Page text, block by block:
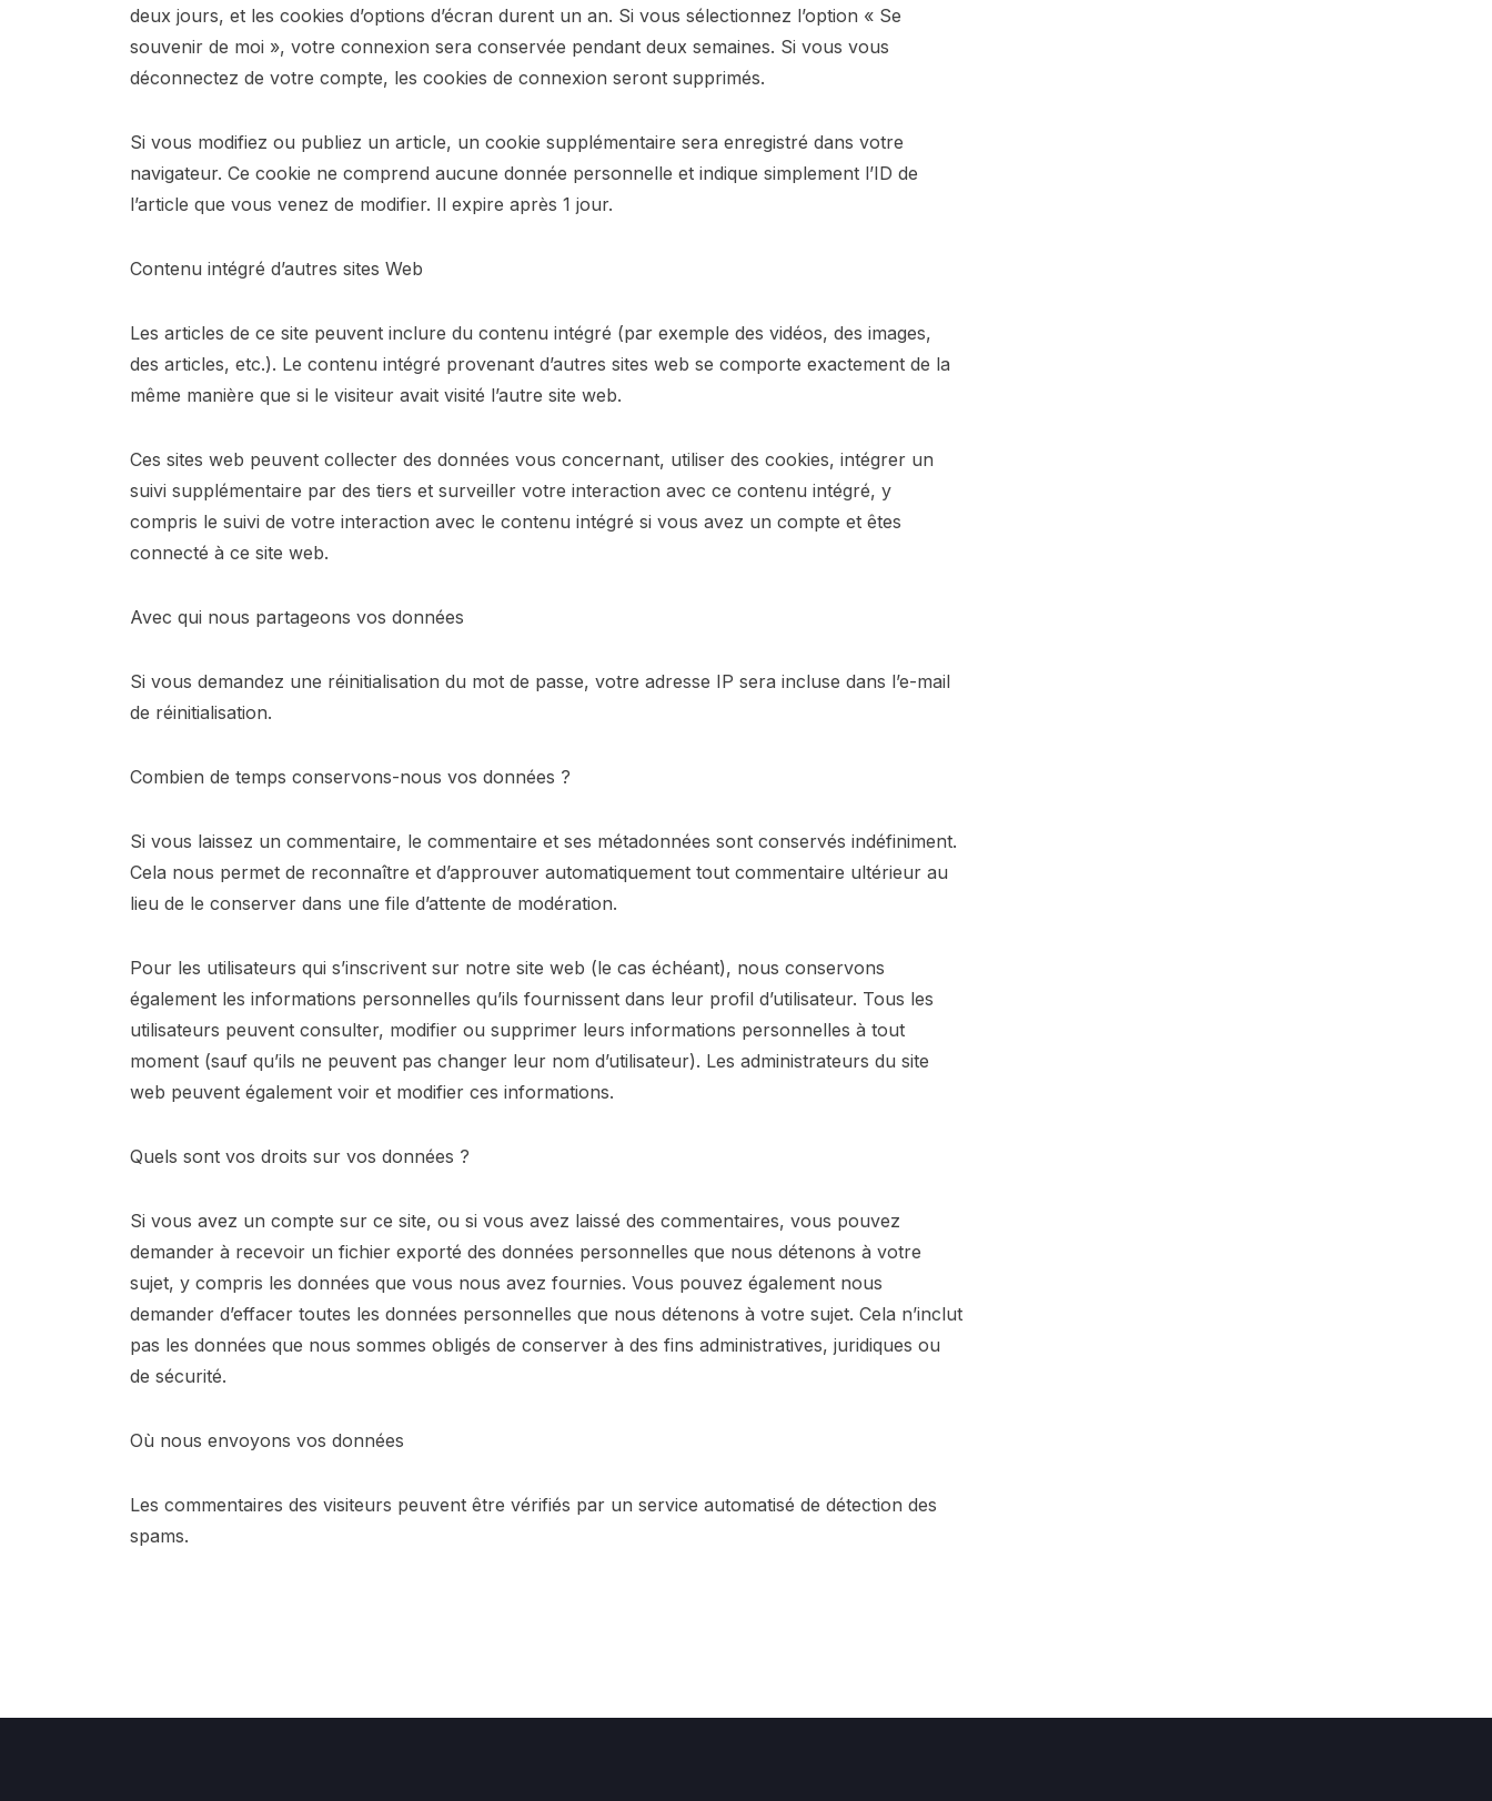
deux jours, et les cookies d’options d’écran durent un an. Si vous sélectionnez l’option « Se
souvenir de moi », votre connexion sera conservée pendant deux semaines. Si vous vous
déconnectez de votre compte, les cookies de connexion seront supprimés.
Si vous modifiez ou publiez un article, un cookie supplémentaire sera enregistré dans votre
navigateur. Ce cookie ne comprend aucune donnée personnelle et indique simplement l’ID de
l’article que vous venez de modifier. Il expire après 1 jour.
Contenu intégré d’autres sites Web
Les articles de ce site peuvent inclure du contenu intégré (par exemple des vidéos, des images,
des articles, etc.). Le contenu intégré provenant d’autres sites web se comporte exactement de la
même manière que si le visiteur avait visité l’autre site web.
Ces sites web peuvent collecter des données vous concernant, utiliser des cookies, intégrer un
suivi supplémentaire par des tiers et surveiller votre interaction avec ce contenu intégré, y
compris le suivi de votre interaction avec le contenu intégré si vous avez un compte et êtes
connecté à ce site web.
Avec qui nous partageons vos données
Si vous demandez une réinitialisation du mot de passe, votre adresse IP sera incluse dans l’e-mail
de réinitialisation.
Combien de temps conservons-nous vos données ?
Si vous laissez un commentaire, le commentaire et ses métadonnées sont conservés indéfiniment.
Cela nous permet de reconnaître et d’approuver automatiquement tout commentaire ultérieur au
lieu de le conserver dans une file d’attente de modération.
Pour les utilisateurs qui s’inscrivent sur notre site web (le cas échéant), nous conservons
également les informations personnelles qu’ils fournissent dans leur profil d’utilisateur. Tous les
utilisateurs peuvent consulter, modifier ou supprimer leurs informations personnelles à tout
moment (sauf qu’ils ne peuvent pas changer leur nom d’utilisateur). Les administrateurs du site
web peuvent également voir et modifier ces informations.
Quels sont vos droits sur vos données ?
Si vous avez un compte sur ce site, ou si vous avez laissé des commentaires, vous pouvez
demander à recevoir un fichier exporté des données personnelles que nous détenons à votre
sujet, y compris les données que vous nous avez fournies. Vous pouvez également nous
demander d’effacer toutes les données personnelles que nous détenons à votre sujet. Cela n’inclut
pas les données que nous sommes obligés de conserver à des fins administratives, juridiques ou
de sécurité.
Où nous envoyons vos données
Les commentaires des visiteurs peuvent être vérifiés par un service automatisé de détection des
spams.